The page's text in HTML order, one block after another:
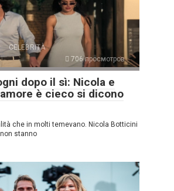
CELEBRITÀ
706 просмотров
dopo il sì: Nicola e
è cieco si dicono
che in molti temevano. Nicola Botticini
stanno